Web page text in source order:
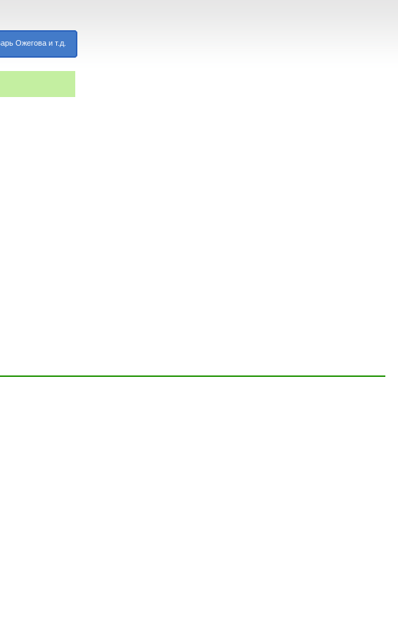
Ожегова и т.д.